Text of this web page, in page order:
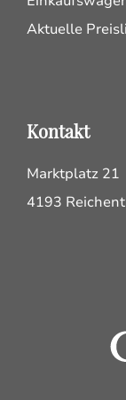
Aktuelle
Kontakt
Marktplatz 21
4193